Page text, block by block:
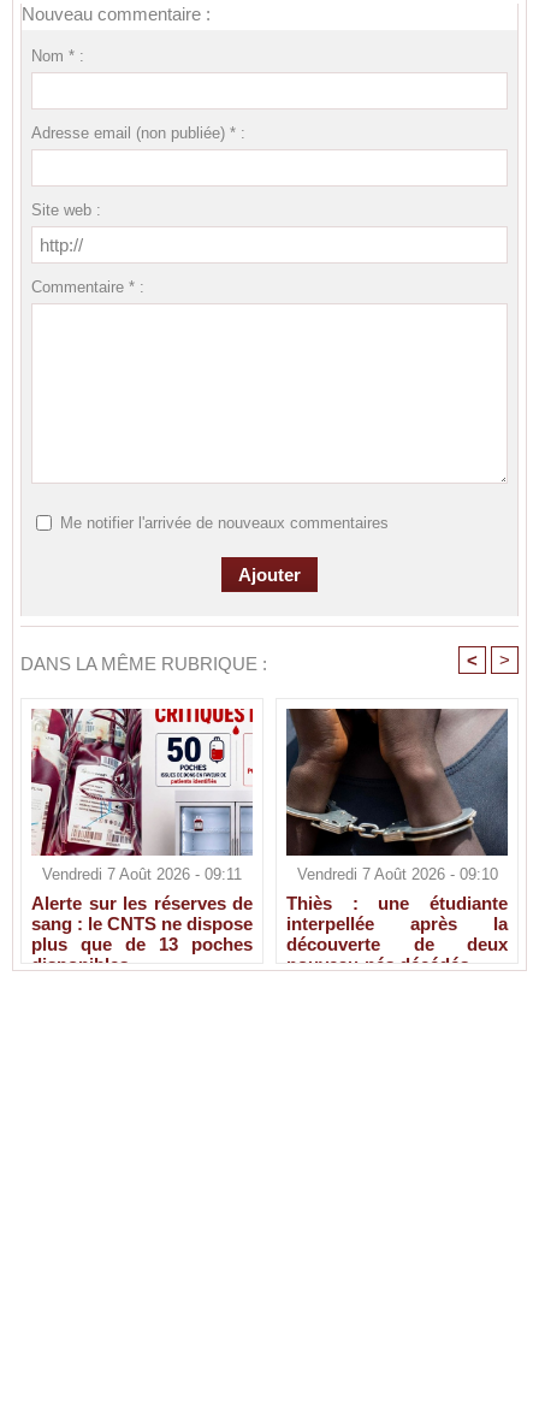
Nouveau commentaire :
Nom * :
Adresse email (non publiée) * :
Site web :
Commentaire * :
Me notifier l'arrivée de nouveaux commentaires
DANS LA MÊME RUBRIQUE : < >
Vendredi 7 Août 2026 - 09:11
Alerte sur les réserves de
sang : le CNTS ne dispose
plus que de 13 poches
disponibles
Vendredi 7 Août 2026 - 09:10
Thiès : une étudiante
interpellée après la
découverte de deux
nouveau-nés décédés